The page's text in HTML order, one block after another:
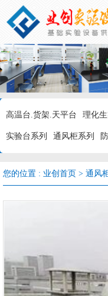
高温台.货架.天平台 理化
实验台系列 通风柜系列
您的位置 : 业创首页 > 通风